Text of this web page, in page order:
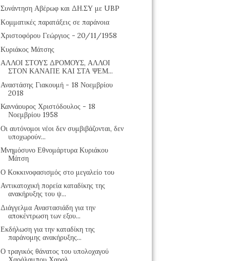
Συνάντηση Αβέρωφ και ΔΗ.ΣΥ με UBP
Κομματικές παρατάξεις σε παράνοια
Χριστοφόρου Γεώργιος - 20/11/1958
Κυριάκος Μάτσης
ΑΛΛΟΙ ΣΤΟΥΣ ΔΡΟΜΟΥΣ, ΑΛΛΟΙ
ΣΤΟΝ ΚΑΝΑΠΕ ΚΑΙ ΣΤΑ ΨΕΜ...
Αναστάσης Γιακουμή - 18 Νοεμβρίου
2018
Καννάουρος Χριστόδουλος - 18
Νοεμβρίου 1958
Οι αυτόνομοι νέοι δεν συμβιβάζονται, δεν
υποχωρούν...
Μνημόσυνο Εθνομάρτυρα Κυριάκου
Μάτση
Ο Κοκκινοφασισμός στο μεγαλείο του
Αντικατοχική πορεία καταδίκης της
ανακήρυξης του ψ...
Διάγγελμα Αναστασιάδη για την
αποκέντρωση των εξου...
Εκδήλωση για την καταδίκη της
παράνομης ανακήρυξης...
Ο τραγικός θάνατος του υπολοχαγού